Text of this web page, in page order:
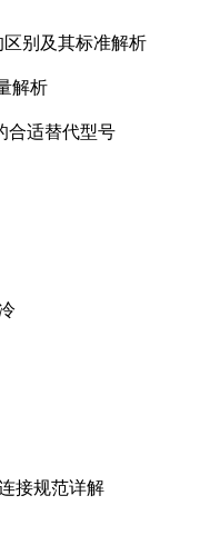
区别及其标准解析
解析
合适替代型号
接规范详解